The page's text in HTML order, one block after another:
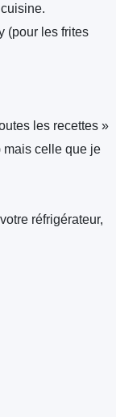
(pour les frites
les recettes »
mais celle que je
réfrigérateur,